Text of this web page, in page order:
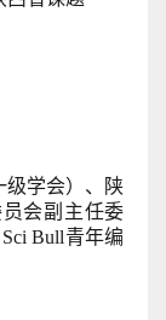
级学会）、陕
会副主任委
Bull青年编